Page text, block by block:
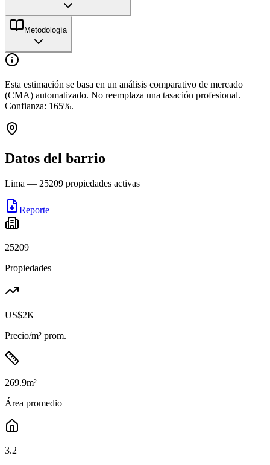
Metodología
Esta estimación se basa en un análisis comparativo de mercado
(CMA) automatizado. No reemplaza una tasación profesional.
Confianza: 165%.
Datos del barrio
Lima — 25209 propiedades activas
Reporte
25209
Propiedades
US$2K
Precio/m² prom.
269.9m²
Área promedio
3.2